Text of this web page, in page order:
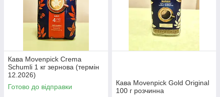
Кава Movenpick Crema
Schumli 1 кг зернова (термін
12.2026)
Готово до відправки
Кава Movenpick Gold Original
100 г розчинна